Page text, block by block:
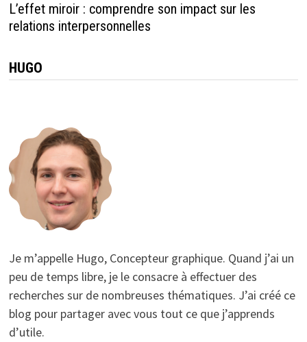
L’effet miroir : comprendre son impact sur les
relations interpersonnelles
HUGO
Je m’appelle Hugo, Concepteur graphique. Quand j’ai un
peu de temps libre, je le consacre à effectuer des
recherches sur de nombreuses thématiques. J’ai créé ce
blog pour partager avec vous tout ce que j’apprends
d’utile.